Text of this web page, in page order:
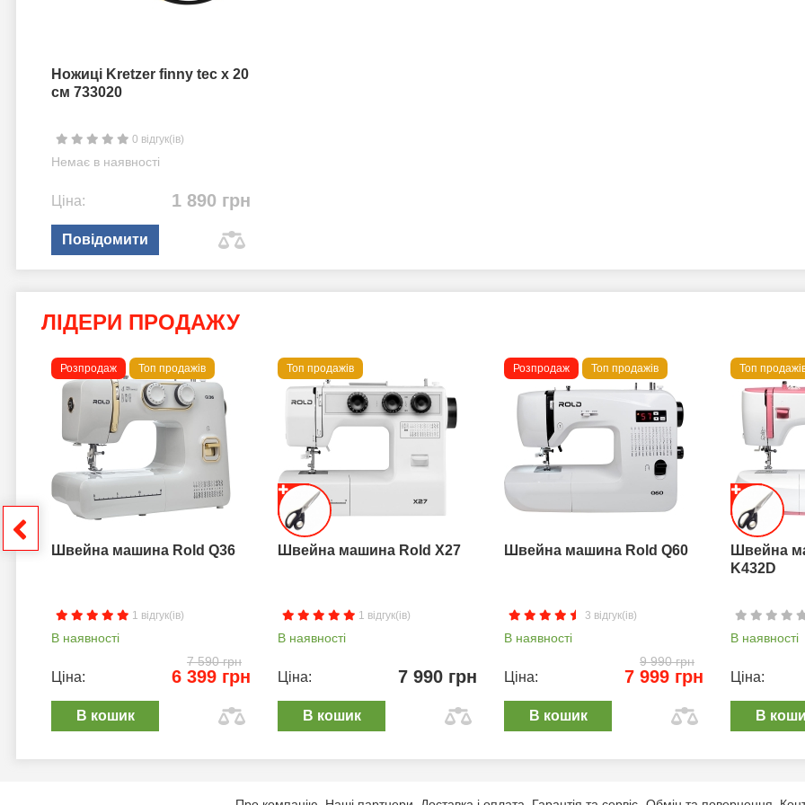
Ножиці Kretzer finny tec x 20
см 733020
0 відгук(ів)
Немає в наявності
Ціна: 1 890 грн
Повідомити
ЛІДЕРИ ПРОДАЖУ
Розпродаж Топ продажів
Швейна машина Rold Q36
1 відгук(ів)
В наявності
7 590 грн
Ціна: 6 399 грн
В кошик
Топ продажів
Швейна машина Rold X27
1 відгук(ів)
В наявності
Ціна: 7 990 грн
В кошик
Розпродаж Топ продажів
Швейна машина Rold Q60
3 відгук(ів)
В наявності
9 990 грн
Ціна: 7 999 грн
В кошик
Топ
Швейна
K432D
В наявності
Ціна:
В